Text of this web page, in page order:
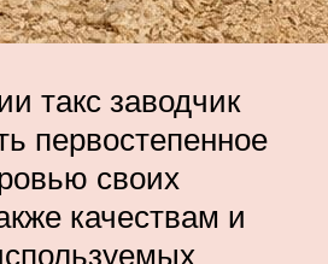
такс заводчик
первостепенное
своих
качествам и